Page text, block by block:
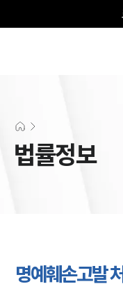
법률정보
명예훼손고발